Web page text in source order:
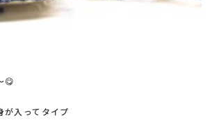
😋
が入ってタイプ